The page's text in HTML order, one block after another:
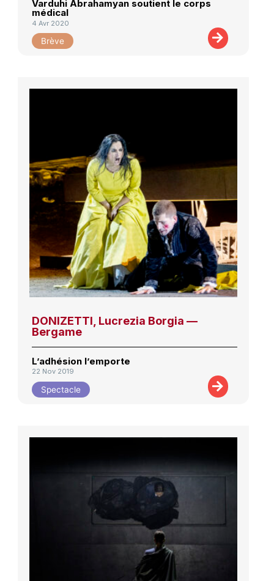
Varduhi Abrahamyan soutient le corps
médical
4 Avr 2020
Brève
DONIZETTI, Lucrezia Borgia —
Bergame
L’adhésion l’emporte
22 Nov 2019
Spectacle